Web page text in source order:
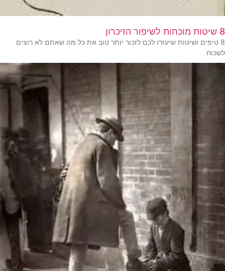
8 שיטות מוכחות לשיפור הזיכרון
8 טיפים ושיטות שיעזרו לכם לזכור יותר טוב את כל מה שאתם לא רוצים
לשכוח